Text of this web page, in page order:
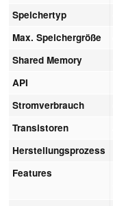
Speichertyp
Max. Speichergröße
Shared Memory
API
Stromverbrauch
Transistoren
Herstellungsprozess
Features